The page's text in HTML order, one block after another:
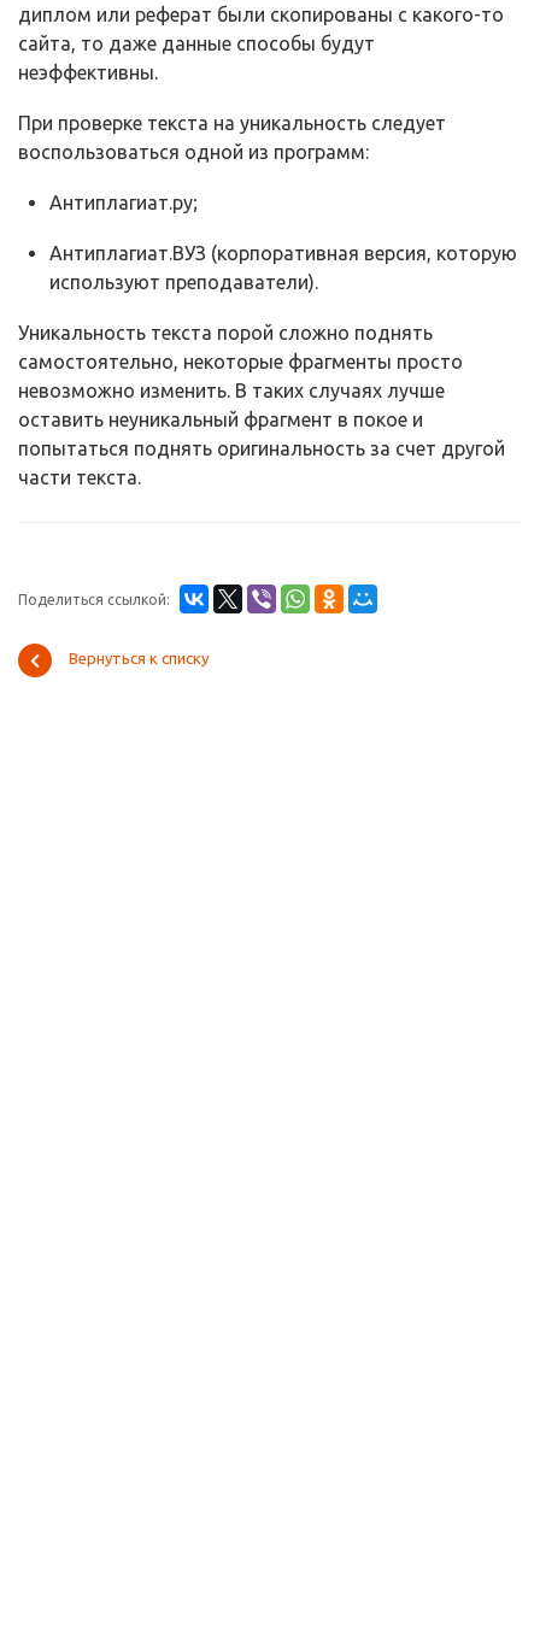
диплом или реферат были скопированы с какого-то
сайта, то даже данные способы будут
неэффективны.
При проверке текста на уникальность следует
воспользоваться одной из программ:
Антиплагиат.ру;
Антиплагиат.ВУЗ (корпоративная версия, которую
используют преподаватели).
Уникальность текста порой сложно поднять
самостоятельно, некоторые фрагменты просто
невозможно изменить. В таких случаях лучше
оставить неуникальный фрагмент в покое и
попытаться поднять оригинальность за счет другой
части текста.
Поделиться ссылкой:
Вернуться к списку